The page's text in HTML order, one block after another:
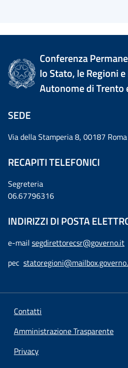
Conferenza
lo Stato, le Regioni
Autonome di Trento
SEDE
Via della Stamperia 8, 00187
RECAPITI TELEFONICI
Segreteria
06.67796316
INDIRIZZI DI POSTA
e-mail segdirettorecsr@governo.it
pec
Contatti
Amministrazione Trasparente
Privacy